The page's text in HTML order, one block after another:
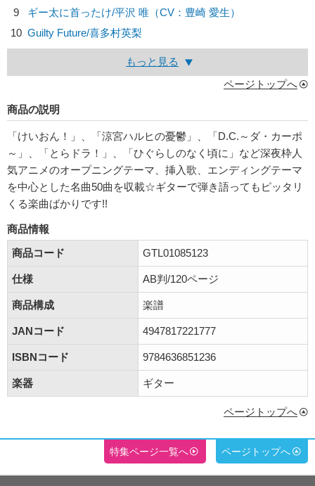
9
ギー太に首ったけ/平沢 唯（CV：豊崎 愛生）
10 Guilty Future/喜多村英梨
もっと見る
ページトップへ
商品の説明
「けいおん！」、「涼宮ハルヒの憂鬱」、「D.C.～ダ・カーポ
～」、「とらドラ！」、「ひぐらしのなく頃に」など深夜枠人
気アニメのオープニングテーマ、挿入歌、エンディングテーマ
を中心とした名曲50曲を収載☆ギターで弾き語ってもピッタリ
くる楽曲ばかりです!!
商品情報
商品コード
GTL01085123
仕様 AB判/120ページ
商品構成 楽譜
JANコード 4947817221777
ISBNコード 9784636851236
楽器 ギター
ページトップへ
特集ページ一覧へ ページトップへ